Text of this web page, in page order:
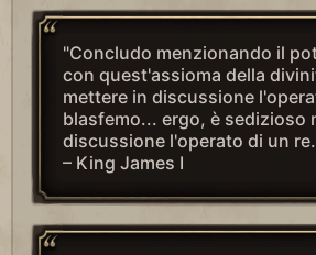
"Concludo menzionando il
con quest'assioma della
mettere in discussione
blasfemo... ergo, è sedizioso
discussione l'operato di un
– King James I